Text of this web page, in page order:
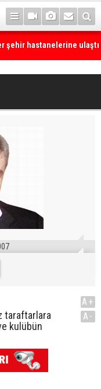
şehir hastanelerine ulaştı
taraftarlara
kulübün
A+
A-